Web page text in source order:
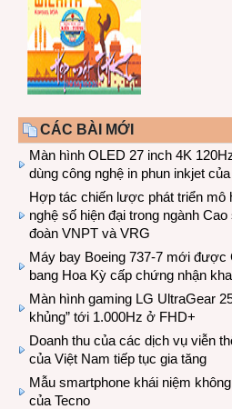
CÁC BÀI MỚI
Màn hình OLED 27 inch 4K
dùng công nghệ in phun inkjet
Hợp tác chiến lược phát triển mô
nghệ số hiện đại trong ngành
đoàn VNPT và VRG
Máy bay Boeing 737-7 mới được
bang Hoa Kỳ cấp chứng nhận
Màn hình gaming LG UltraGear
khủng” tới 1.000Hz ở FHD+
Doanh thu của các dịch vụ viễn
của Việt Nam tiếp tục gia tăng
Mẫu smartphone khái niệm
của Tecno